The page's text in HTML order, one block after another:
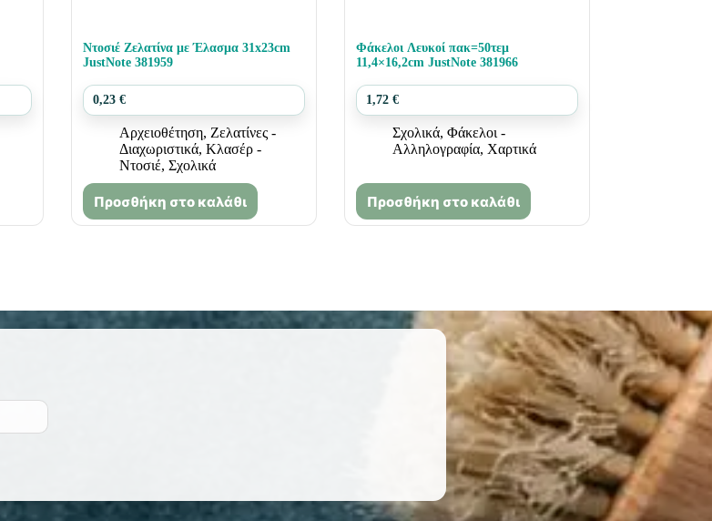
Ντοσιέ Ζελατίνα με Έλασμα 31x23cm
JustNote 381959
0,23 €
Αρχειοθέτηση, Ζελατίνες -
Διαχωριστικά, Κλασέρ -
Ντοσιέ, Σχολικά
Προσθήκη στο καλάθι
Φάκελοι Λευκοί πακ=50τεμ
11,4×16,2cm JustNote 381966
1,72 €
Σχολικά, Φάκελοι -
Αλληλογραφία, Χαρτικά
Προσθήκη στο καλάθι